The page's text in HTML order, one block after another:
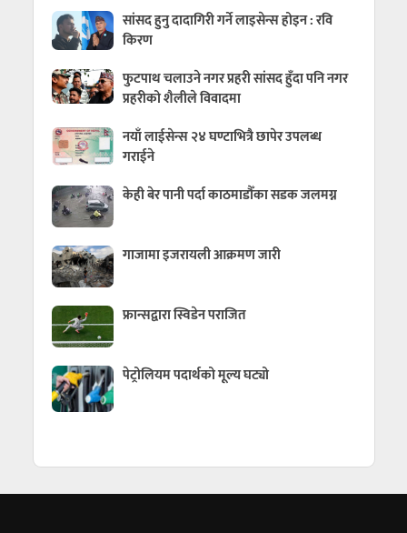
सांसद हुनु दादागिरी गर्ने लाइसेन्स होइन : रवि
किरण
फुटपाथ चलाउने नगर प्रहरी सांसद हुँदा पनि नगर
प्रहरीको शैलीले विवादमा
नयाँ लाईसेन्स २४ घण्टाभित्रै छापेर उपलब्ध
गराईने
केही बेर पानी पर्दा काठमाडौँका सडक जलमग्न
गाजामा इजरायली आक्रमण जारी
फ्रान्सद्वारा स्विडेन पराजित
पेट्रोलियम पदार्थको मूल्य घट्यो